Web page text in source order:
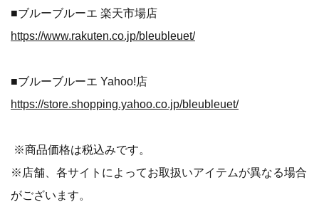
■ブルーブルーエ 楽天市場店
https://www.rakuten.co.jp/bleubleuet/
■ブルーブルーエ Yahoo!店
https://store.shopping.yahoo.co.jp/bleubleuet/
※商品価格は税込みです。
※店舗、各サイトによってお取扱いアイテムが異なる場合
がございます。